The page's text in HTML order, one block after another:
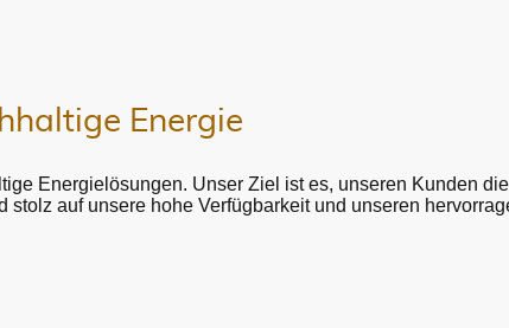
Energie
Energielösungen. Unser Ziel ist es, unseren Kunden
stolz auf unsere hohe Verfügbarkeit und unseren